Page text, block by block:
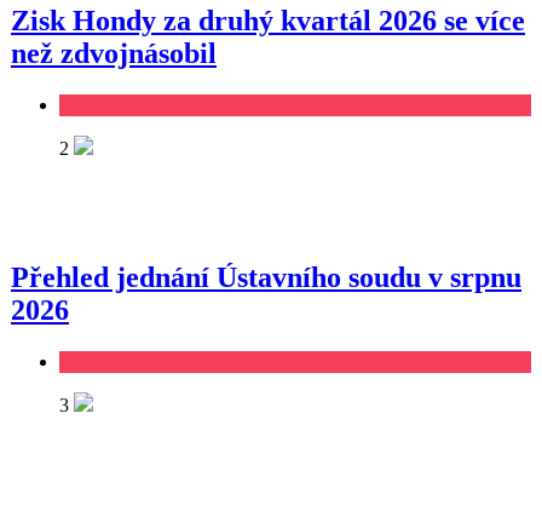
Zisk Hondy za druhý kvartál 2026 se více
než zdvojnásobil
2
Přehled jednání Ústavního soudu v srpnu
2026
3